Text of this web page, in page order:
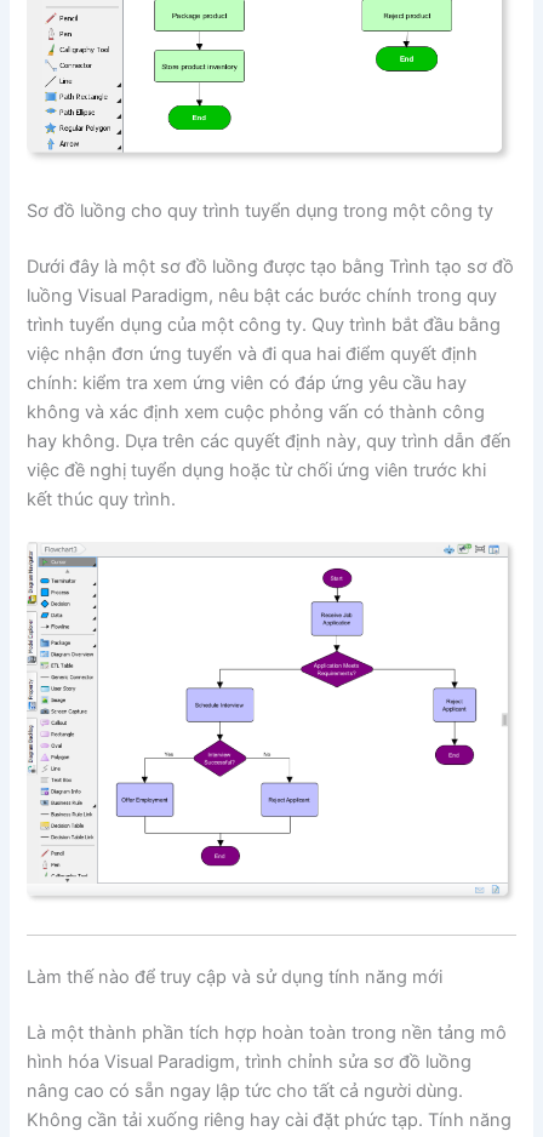
Sơ đồ luồng cho quy trình tuyển dụng trong một công ty
Dưới đây là một sơ đồ luồng được tạo bằng Trình tạo sơ đồ
luồng Visual Paradigm, nêu bật các bước chính trong quy
trình tuyển dụng của một công ty. Quy trình bắt đầu bằng
việc nhận đơn ứng tuyển và đi qua hai điểm quyết định
chính: kiểm tra xem ứng viên có đáp ứng yêu cầu hay
không và xác định xem cuộc phỏng vấn có thành công
hay không. Dựa trên các quyết định này, quy trình dẫn đến
việc đề nghị tuyển dụng hoặc từ chối ứng viên trước khi
kết thúc quy trình.
Làm thế nào để truy cập và sử dụng tính năng mới
Là một thành phần tích hợp hoàn toàn trong nền tảng mô
hình hóa Visual Paradigm, trình chỉnh sửa sơ đồ luồng
nâng cao có sẵn ngay lập tức cho tất cả người dùng.
Không cần tải xuống riêng hay cài đặt phức tạp. Tính năng